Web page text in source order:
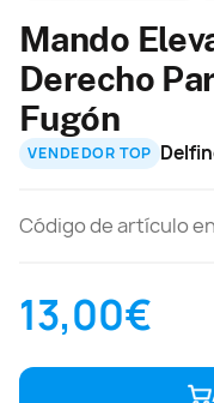
Mando
Derecho
Fugón
VENDEDOR TOP
Código de artículo
13,00€